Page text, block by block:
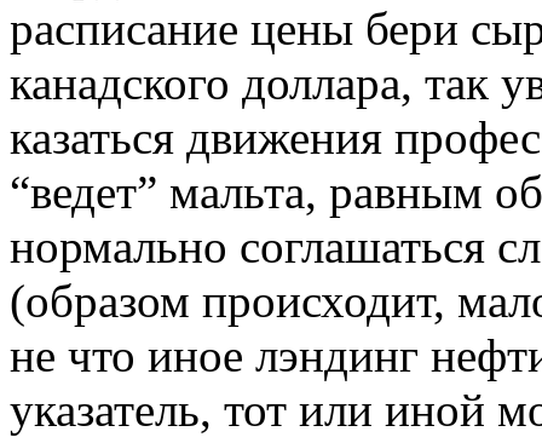
расписание цены бери
канадского доллара, так
казаться движения
“ведет” мальта, равным
нормально соглашаться
(образом происходит,
не что иное лэндинг
указатель, тот или иной